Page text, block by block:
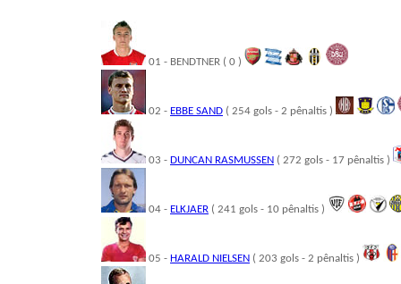
01 - BENDTNER ( 0 )
02 - EBBE SAND ( 254 gols - 2 pênaltis )
03 - DUNCAN RASMUSSEN ( 272 gols - 17 pênaltis )
04 - ELKJAER ( 241 gols - 10 pênaltis )
05 - HARALD NIELSEN ( 203 gols - 2 pênaltis )